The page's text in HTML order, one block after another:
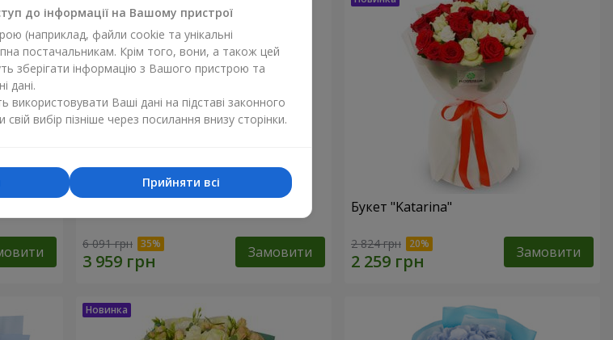
6 091 грн Замовити
Букет "Katarina"
2 824 грн Замовити
до інформації на Вашому пристрої
(наприклад, файли cookie та унікальні
постачальникам. Крім того, вони, а також цей
зберігати інформацію з Вашого пристрою та
дані.
використовувати Ваші дані на підставі законного
вибір пізніше через посилання внизу сторінки.
Прийняти всі